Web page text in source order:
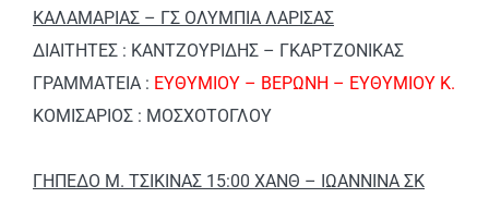
ΚΑΛΑΜΑΡΙΑΣ – ΓΣ ΟΛΥΜΠΙΑ ΛΑΡΙΣΑΣ
ΔΙΑΙΤΗΤΕΣ : ΚΑΝΤΖΟΥΡΙΔΗΣ – ΓΚΑΡΤΖΟΝΙΚΑΣ
ΓΡΑΜΜΑΤΕΙΑ : ΕΥΘΥΜΙΟΥ – ΒΕΡΩΝΗ – ΕΥΘΥΜΙΟΥ Κ.
ΚΟΜΙΣΑΡΙΟΣ : ΜΟΣΧΟΤΟΓΛΟΥ
ΓΗΠΕΔΟ Μ. ΤΣΙΚΙΝΑΣ 15:00 ΧΑΝΘ – ΙΩΑΝΝΙΝΑ ΣΚ